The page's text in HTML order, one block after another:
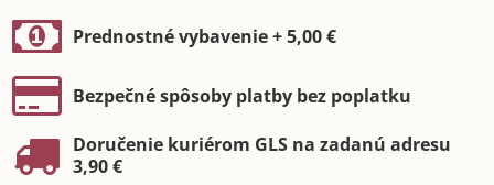
Prednostné vybavenie + 5,00 €
Bezpečné spôsoby platby bez poplatku
Doručenie kuriérom GLS na zadanú adresu
3,90 €